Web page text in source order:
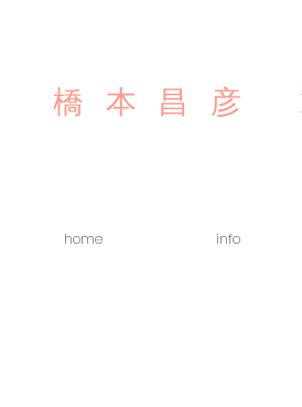
橋本昌彦
home info